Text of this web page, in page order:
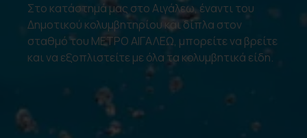
Στο κατάστημά μας στο Αιγάλεω, έναντι του
Δημοτικού κολυμβητηρίου και δίπλα στον
σταθμό του ΜΕΤΡΟ ΑΙΓΑΛΕΩ, μπορείτε να βρείτε
και να εξοπλιστείτε με όλα τα κολυμβητικά είδη.